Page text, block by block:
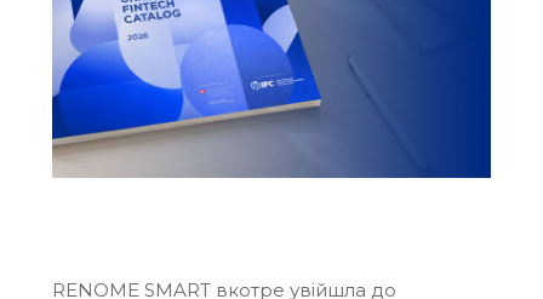
RENOME SMART вкотре увійшла до